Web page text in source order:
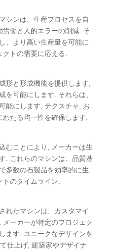
シンは、生産プロセスを自
働と人的エラーの削減. そ
、より高い生産量を可能に
クトの需要に応える.
形と形成機能を提供します,
を可能にします. それらは、
能にします, テクスチャ, お
たる均一性を確保します.
むことにより, メーカーは生
. これらのマシンは、品質基
多数の石製品を効率的に生
トのタイムライン.
れたマシンは、カスタマイ
ーカーが特定のプロジェク
ます. ユニークなデザインを
仕上げ, 建築家やデザイナ